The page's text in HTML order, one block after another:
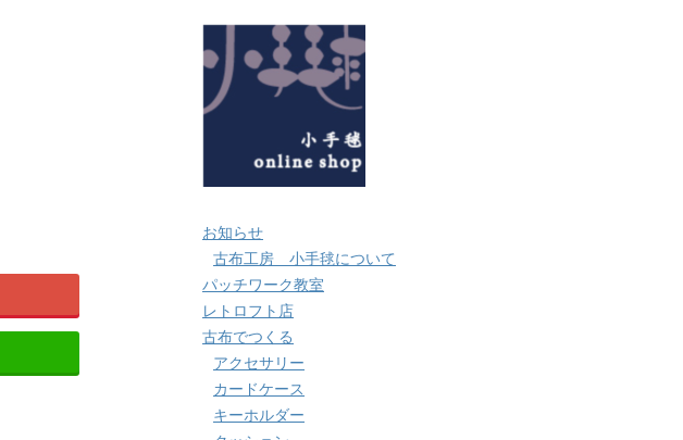
お知らせ
古布工房 小手毬について
パッチワーク教室
レトロフト店
古布でつくる
アクセサリー
カードケース
キーホルダー